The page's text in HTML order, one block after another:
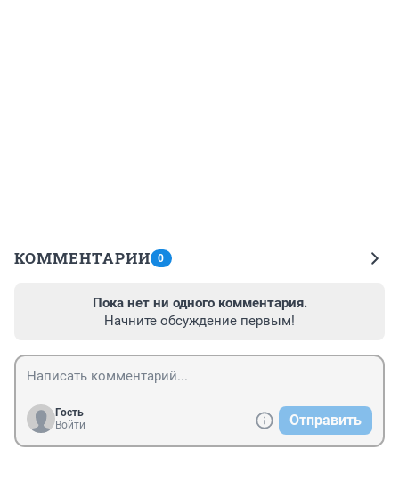
КОММЕНТАРИИ 0
Пока нет ни одного комментария.
Начните обсуждение первым!
Гость
Войти
Отправить